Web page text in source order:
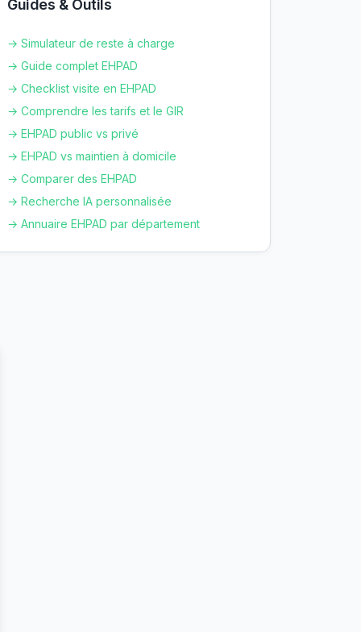
Guides & Outils
→ Simulateur de reste à charge
→ Guide complet EHPAD
→ Checklist visite en EHPAD
→ Comprendre les tarifs et le GIR
→ EHPAD public vs privé
→ EHPAD vs maintien à domicile
→ Comparer des EHPAD
→ Recherche IA personnalisée
→ Annuaire EHPAD par département